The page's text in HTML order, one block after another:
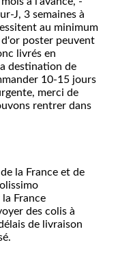
J, 3 semaines à
au minimum
poster peuvent
livrés en
destination de
10-15 jours
merci de
rentrer dans
la France et de
France
des colis à
de livraison